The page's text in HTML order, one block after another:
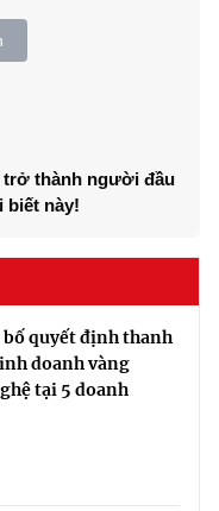
trở thành người đầu
biết này!
bố quyết định thanh
doanh vàng
tại 5 doanh